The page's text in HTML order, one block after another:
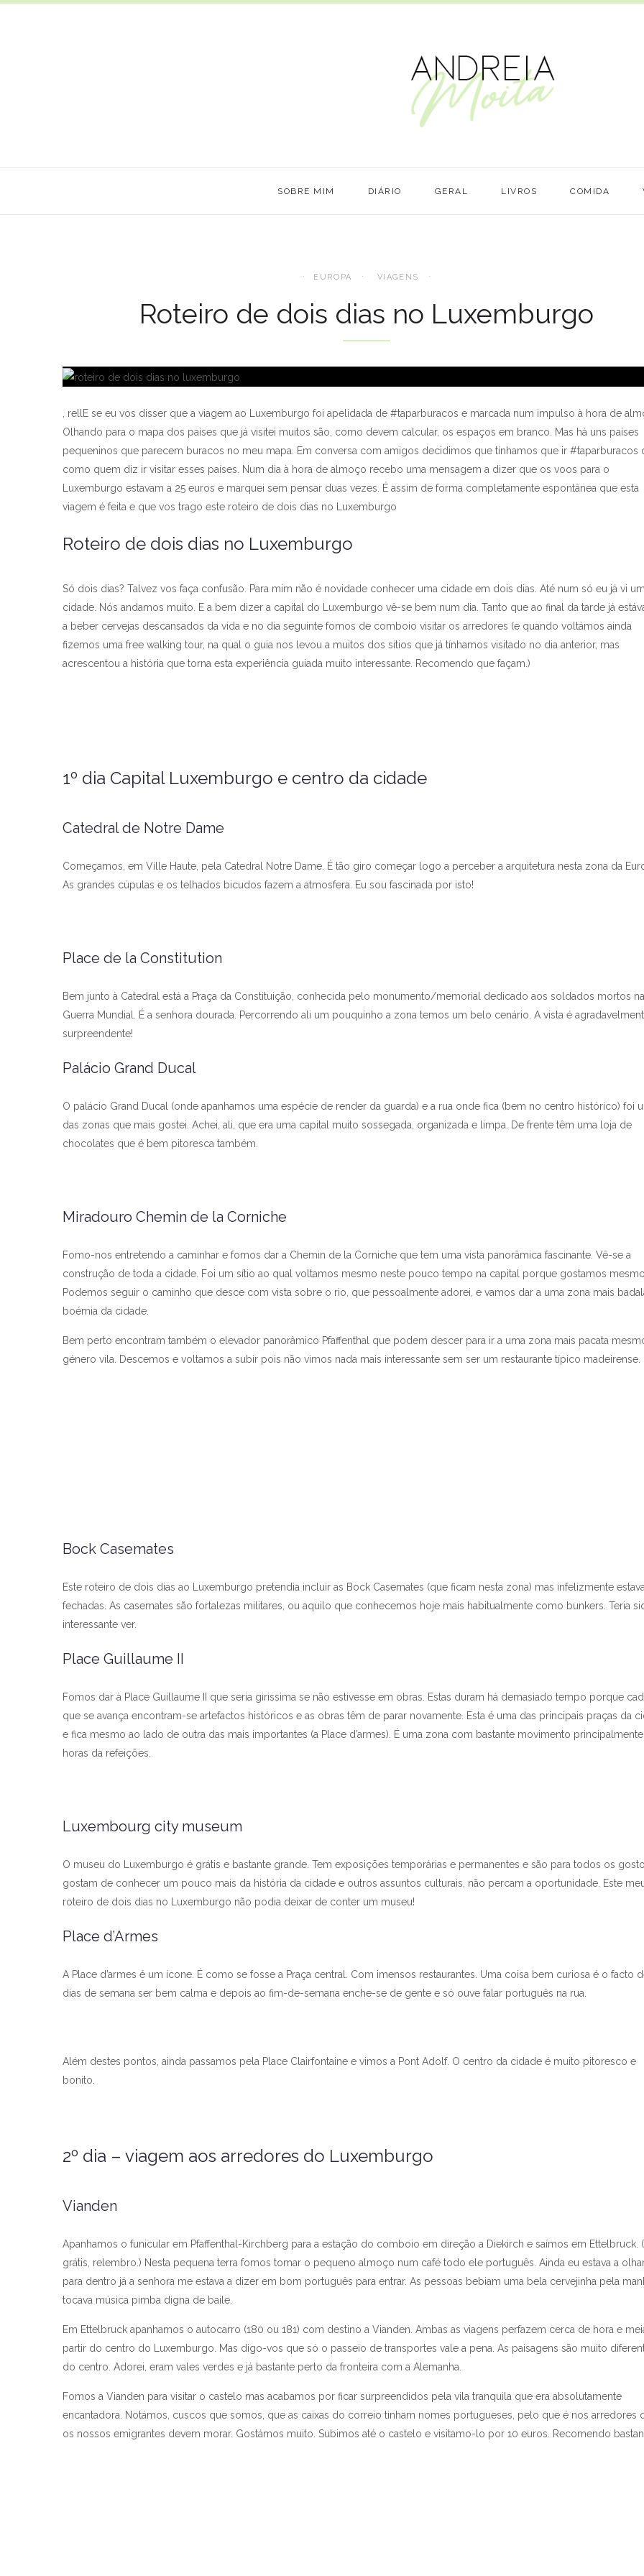
SOBRE MIM DIÁRIO GERAL LIVROS COMIDA
EUROPA VIAGENS
Roteiro de dois dias no Luxemburgo
, rellE se eu vos disser que a viagem ao Luxemburgo foi apelidada de #taparburacos e marcada num impulso à hora de
Olhando para o mapa dos países que já visitei muitos são, como devem calcular, os espaços em branco. Mas há uns países
pequeninos que parecem buracos no meu mapa. Em conversa com amigos decidimos que tínhamos que ir #taparburacos
como quem diz ir visitar esses países. Num dia à hora de almoço recebo uma mensagem a dizer que os voos para o
Luxemburgo estavam a 25 euros e marquei sem pensar duas vezes. É assim de forma completamente espontânea que esta
viagem é feita e que vos trago este roteiro de dois dias no Luxemburgo
Roteiro de dois dias no Luxemburgo
Só dois dias? Talvez vos faça confusão. Para mim não é novidade conhecer uma cidade em dois dias. Até num só eu já vi
cidade. Nós andamos muito. E a bem dizer a capital do Luxemburgo vê-se bem num dia. Tanto que ao final da tarde já
a beber cervejas descansados da vida e no dia seguinte fomos de comboio visitar os arredores (e quando voltámos ainda
fizemos uma free walking tour, na qual o guia nos levou a muitos dos sítios que já tínhamos visitado no dia anterior, mas
acrescentou a história que torna esta experiência guiada muito interessante. Recomendo que façam.)
1º dia Capital Luxemburgo e centro da cidade
Catedral de Notre Dame
Começamos, em Ville Haute, pela Catedral Notre Dame. É tão giro começar logo a perceber a arquitetura nesta zona da
As grandes cúpulas e os telhados bicudos fazem a atmosfera. Eu sou fascinada por isto!
Place de la Constitution
Bem junto à Catedral está a Praça da Constituição, conhecida pelo monumento/memorial dedicado aos soldados mortos
Guerra Mundial. É a senhora dourada. Percorrendo ali um pouquinho a zona temos um belo cenário. A vista é
surpreendente!
Palácio Grand Ducal
O palácio Grand Ducal (onde apanhamos uma espécie de render da guarda) e a rua onde fica (bem no centro histórico) foi
das zonas que mais gostei. Achei, ali, que era uma capital muito sossegada, organizada e limpa. De frente têm uma loja de
chocolates que é bem pitoresca também.
Miradouro Chemin de la Corniche
Fomo-nos entretendo a caminhar e fomos dar a Chemin de la Corniche que tem uma vista panorâmica fascinante. Vê-se a
construção de toda a cidade. Foi um sítio ao qual voltamos mesmo neste pouco tempo na capital porque gostamos
Podemos seguir o caminho que desce com vista sobre o rio, que pessoalmente adorei, e vamos dar a uma zona mais
boémia da cidade.
Bem perto encontram também o elevador panorâmico Pfaffenthal que podem descer para ir a uma zona mais pacata
género vila. Descemos e voltamos a subir pois não vimos nada mais interessante sem ser um restaurante típico madeirense.
Bock Casemates
Este roteiro de dois dias ao Luxemburgo pretendia incluir as Bock Casemates (que ficam nesta zona) mas infelizmente
fechadas. As casemates são fortalezas militares, ou aquilo que conhecemos hoje mais habitualmente como bunkers. Teria
interessante ver.
Place Guillaume II
Fomos dar à Place Guillaume II que seria girissima se não estivesse em obras. Estas duram há demasiado tempo porque
que se avança encontram-se artefactos históricos e as obras têm de parar novamente. Esta é uma das principais praças da
e fica mesmo ao lado de outra das mais importantes (a Place d’armes). É uma zona com bastante movimento
horas da refeições.
Luxembourg city museum
O museu do Luxemburgo é grátis e bastante grande. Tem exposições temporárias e permanentes e são para todos os
gostam de conhecer um pouco mais da história da cidade e outros assuntos culturais, não percam a oportunidade. Este
roteiro de dois dias no Luxemburgo não podia deixar de conter um museu!
Place d’Armes
A Place d’armes é um ícone. É como se fosse a Praça central. Com imensos restaurantes. Uma coisa bem curiosa é o facto
dias de semana ser bem calma e depois ao fim-de-semana enche-se de gente e só ouve falar português na rua.
Além destes pontos, ainda passamos pela Place Clairfontaine e vimos a Pont Adolf. O centro da cidade é muito pitoresco e
bonito.
2º dia – viagem aos arredores do Luxemburgo
Vianden
Apanhamos o funicular em Pfaffenthal-Kirchberg para a estação do comboio em direção a Diekirch e saímos em Ettelbruck.
grátis, relembro.) Nesta pequena terra fomos tomar o pequeno almoço num café todo ele português. Ainda eu estava a
para dentro já a senhora me estava a dizer em bom português para entrar. As pessoas bebiam uma bela cervejinha pela
tocava música pimba digna de baile.
Em Ettelbruck apanhamos o autocarro (180 ou 181) com destino a Vianden. Ambas as viagens perfazem cerca de hora e
partir do centro do Luxemburgo. Mas digo-vos que só o passeio de transportes vale a pena. As paisagens são muito
do centro. Adorei, eram vales verdes e já bastante perto da fronteira com a Alemanha.
Fomos a Vianden para visitar o castelo mas acabamos por ficar surpreendidos pela vila tranquila que era absolutamente
encantadora. Notámos, cuscos que somos, que as caixas do correio tinham nomes portugueses, pelo que é nos arredores
os nossos emigrantes devem morar. Gostámos muito. Subimos até o castelo e visitamo-lo por 10 euros. Recomendo